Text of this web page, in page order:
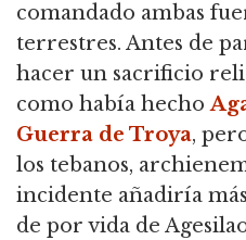
comandado ambas
terrestres. Antes de
hacer un sacrificio
como había hecho
Guerra de Troya,
los tebanos,
incidente añadiría
de por vida de